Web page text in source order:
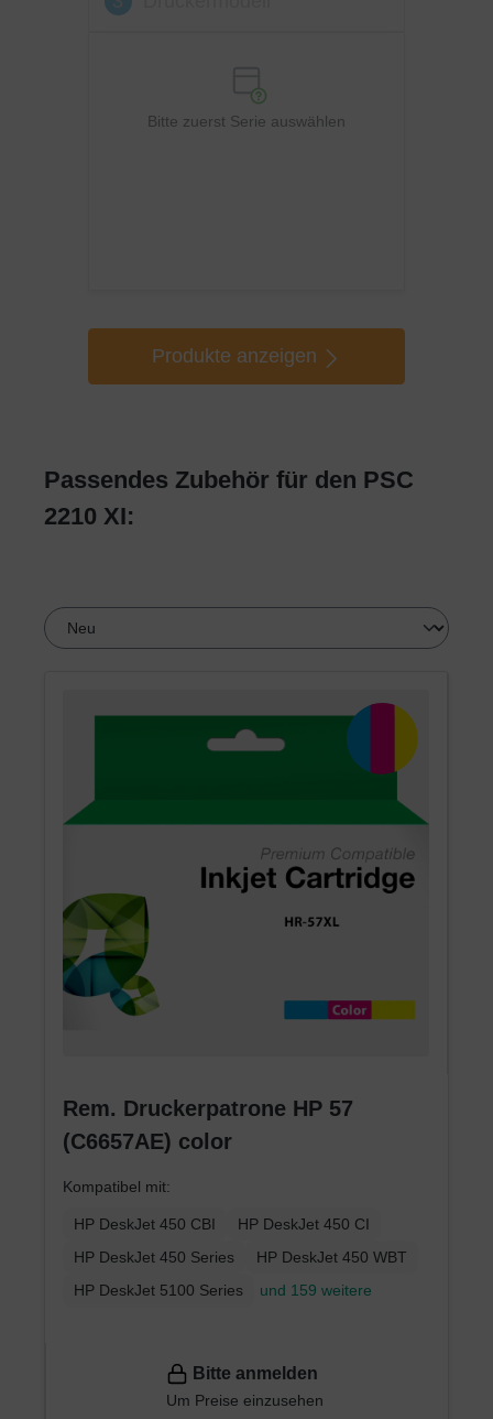
Bitte zuerst Serie auswählen
Produkte anzeigen
Passendes Zubehör für den PSC
2210 XI:
Rem. Druckerpatrone HP 57
(C6657AE) color
Kompatibel mit:
HP DeskJet 450 CBI
HP DeskJet 450 CI
HP DeskJet 450 Series
HP DeskJet 450 WBT
HP DeskJet 5100 Series
und 159 weitere
Bitte anmelden
Um Preise einzusehen